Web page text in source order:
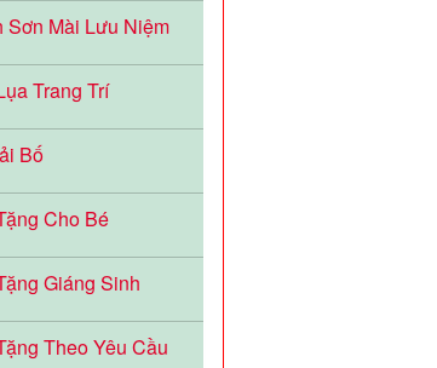
Sơn Mài Lưu Niệm
Trang Trí
Bố
Cho Bé
Giáng Sinh
Theo Yêu Cầu